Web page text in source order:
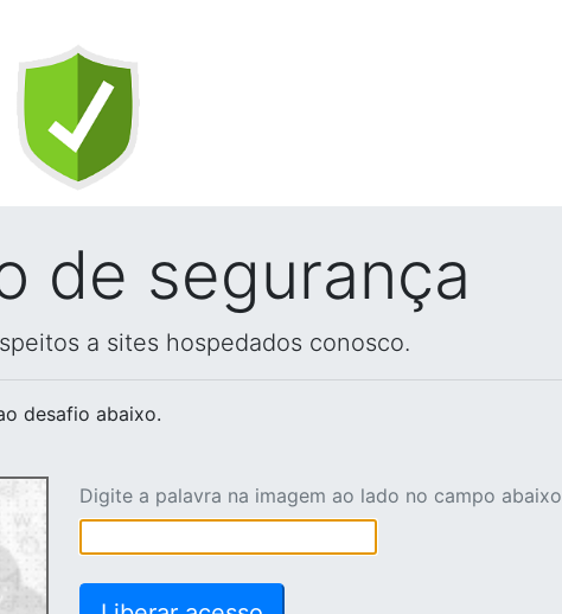
de segurança
a sites hospedados conosco.
desafio abaixo.
Digite a palavra na imagem ao lado no campo abaixo